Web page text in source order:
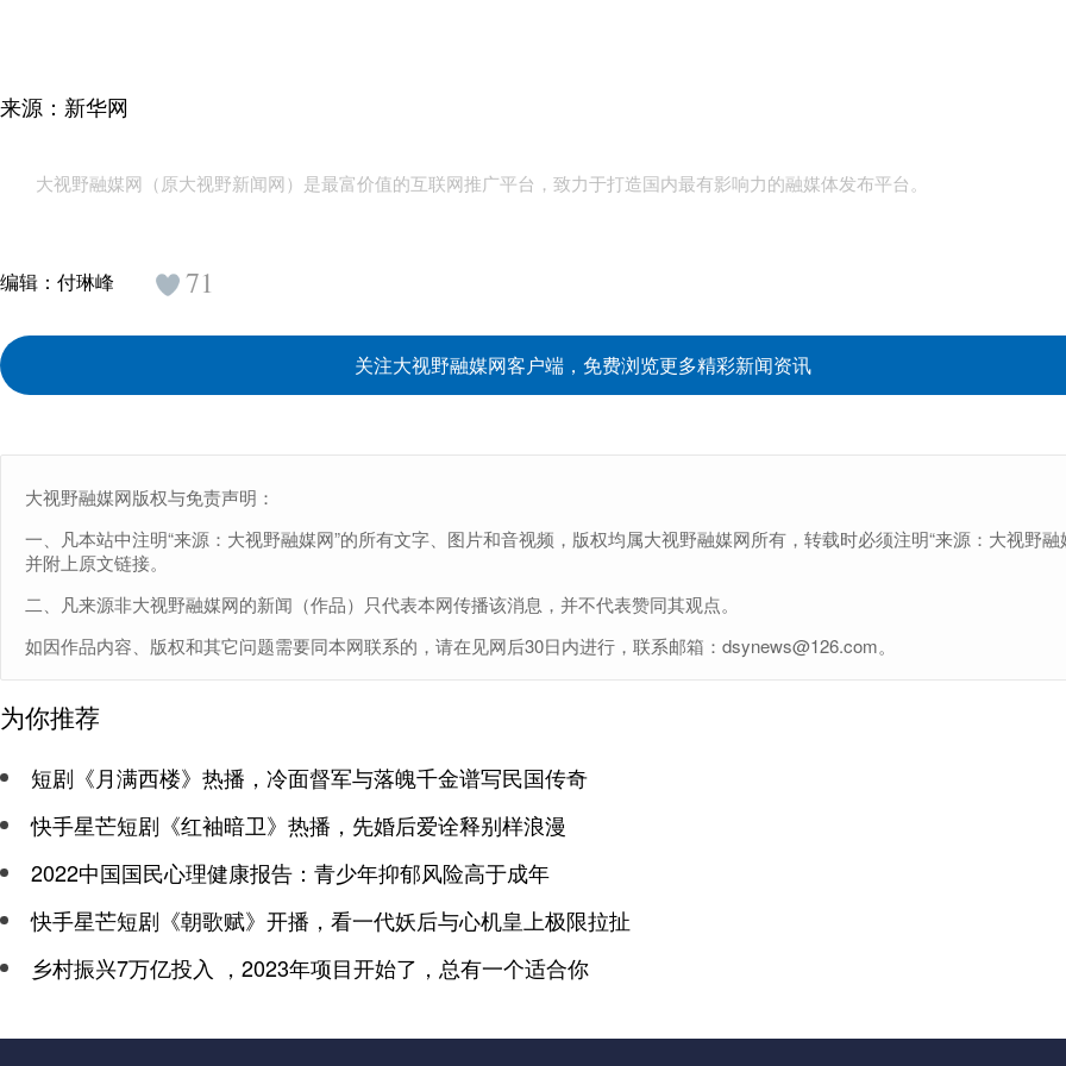
来源：新华网
大视野融媒网（原大视野新闻网）是最富价值的互联网推广平台，致力于打造国内最有影响力的融媒体发布平台。
编辑： 付琳峰 71
关注大视野融媒网客户端，免费浏览更多精彩新闻资讯
大视野融媒网版权与免责声明：
一、凡本站中注明“来源：大视野融媒网”的所有文字、图片和音视频，版权均属大视野融媒网所有，转载时必须注明“来源：大视野融
并附上原文链接。
二、凡来源非大视野融媒网的新闻（作品）只代表本网传播该消息，并不代表赞同其观点。
如因作品内容、版权和其它问题需要同本网联系的，请在见网后30日内进行，联系邮箱：dsynews@126.com。
为你推荐
短剧《月满西楼》热播，冷面督军与落魄千金谱写民国传奇
快手星芒短剧《红袖暗卫》热播，先婚后爱诠释别样浪漫
2022中国国民心理健康报告：青少年抑郁风险高于成年
快手星芒短剧《朝歌赋》开播，看一代妖后与心机皇上极限拉扯
乡村振兴7万亿投入 ，2023年项目开始了，总有一个适合你